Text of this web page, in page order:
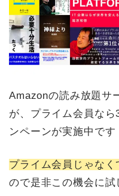
Amazonの読み放題サ
が、プライム会員な
ンペーンが実施中です
プライム会員じゃな
ので是非この機会に試